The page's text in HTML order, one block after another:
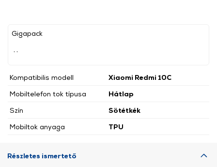
Gigapack
Kompatibilis modell
Xiaomi Redmi 10C
Mobiltelefon tok típusa
Hátlap
Szín
Sötétkék
Mobiltok anyaga
TPU
Részletes ismertető